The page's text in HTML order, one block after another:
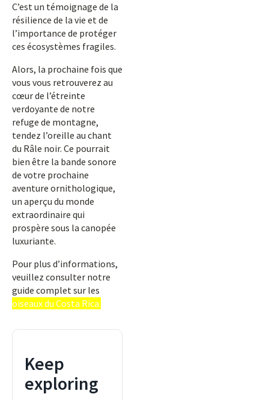
C’est un témoignage de la
résilience de la vie et de
l’importance de protéger
ces écosystèmes fragiles.
Alors, la prochaine fois que
vous vous retrouverez au
cœur de l’étreinte
verdoyante de notre
refuge de montagne,
tendez l’oreille au chant
du Râle noir. Ce pourrait
bien être la bande sonore
de votre prochaine
aventure ornithologique,
un aperçu du monde
extraordinaire qui
prospère sous la canopée
luxuriante.
Pour plus d’informations,
veuillez consulter notre
guide complet sur les
oiseaux du Costa Rica.
Keep
exploring